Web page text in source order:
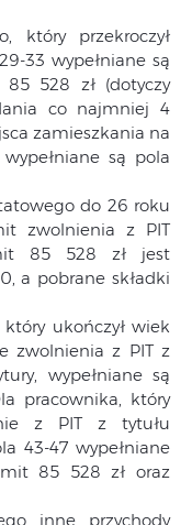
który przekroczył
33 wypełniane są
528 zł (dotyczy
co najmniej 4
zamieszkania na
są pola
do 26 roku
zwolnienia z PIT
85 528 zł jest
a pobrane składki
ukończył wiek
zwolnienia z PIT z
wypełniane są
pracownika, który
z PIT z tytułu
43-47 wypełniane
85 528 zł oraz
inne przychody